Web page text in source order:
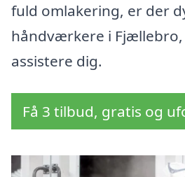
fuld omlakering, er der
håndværkere i
assistere dig.
Få 3 tilbud, gratis og